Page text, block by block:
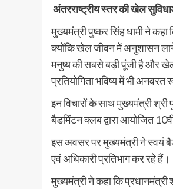
अंतरराष्ट्रीय स्तर की खेल
मुख्यमंत्री पुष्कर सिंह धामी ने कहा
क्योंकि खेल जीवन में अनुशासन
मनुष्य की सबसे बड़ी पूंजी है और खेल
प्रतियोगिता भविष्य में भी
इन विचारों के साथ मुख्यमंत्री श्री
बैडमिंटन क्लब द्वारा आयोजित
इस अवसर पर मुख्यमंत्री ने स्वयं
एवं अधिकारी प्रतिभाग कर रहे हैं।
मुख्यमंत्री ने कहा कि